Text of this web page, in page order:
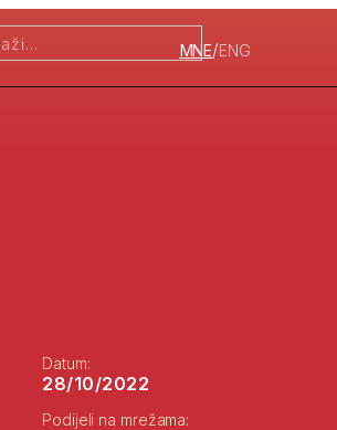
MNE/ENG
Datum:
28/10/2022
Podijeli na mrežama: